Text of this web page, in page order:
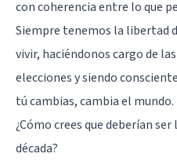
con coherencia entre lo que
Siempre tenemos la libertad
vivir, haciéndonos cargo de
elecciones y siendo
tú cambias, cambia el mundo.
¿Cómo crees que deberían
década?